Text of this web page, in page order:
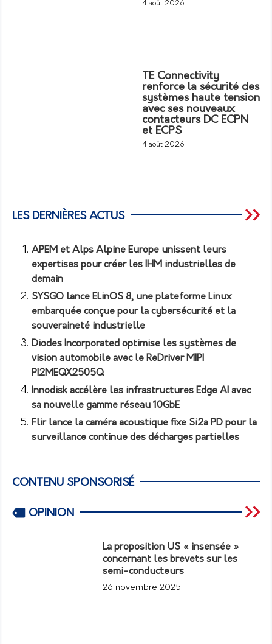
4 août 2026
TE Connectivity
renforce la sécurité des
systèmes haute tension
avec ses nouveaux
contacteurs DC ECPN
et ECPS
4 août 2026
LES DERNIÈRES ACTUS
APEM et Alps Alpine Europe unissent leurs
expertises pour créer les IHM industrielles de
demain
SYSGO lance ELinOS 8, une plateforme Linux
embarquée conçue pour la cybersécurité et la
souveraineté industrielle
Diodes Incorporated optimise les systèmes de
vision automobile avec le ReDriver MIPI
PI2MEQX2505Q
Innodisk accélère les infrastructures Edge AI avec
sa nouvelle gamme réseau 10GbE
Flir lance la caméra acoustique fixe Si2a PD pour la
surveillance continue des décharges partielles
CONTENU SPONSORISÉ
OPINION
La proposition US « insensée »
concernant les brevets sur les
semi-conducteurs
26 novembre 2025